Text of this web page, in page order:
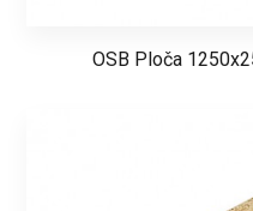
OSB Ploča